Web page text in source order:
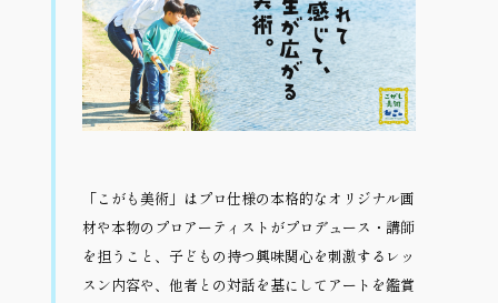
「こがも美術」はプロ仕様の本格的なオリジナル画
材や本物のプロアーティストがプロデュース・講師
を担うこと、子どもの持つ興味関心を刺激するレッ
スン内容や、他者との対話を基にしてアートを鑑賞